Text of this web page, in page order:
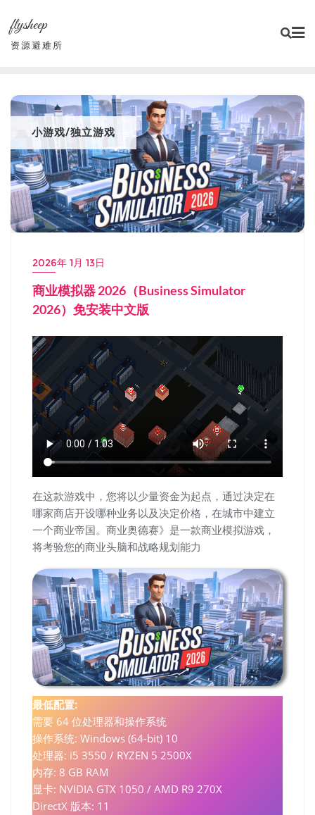
content
flysheep
资源避难所
小游戏/独立游戏
2026年 1月 13日
商业模拟器 2026（Business Simulator
2026）免安装中文版
在这款游戏中，您将以少量资金为起点，通过决定在
哪家商店开设哪种业务以及决定价格，在城市中建立
一个商业帝国。商业奥德赛》是一款商业模拟游戏，
将考验您的商业头脑和战略规划能力
最低配置:
需要 64 位处理器和操作系统
操作系统: Windows (64-bit) 10
处理器: i5 3550 / RYZEN 5 2500X
内存: 8 GB RAM
显卡: NVIDIA GTX 1050 / AMD R9 270X
DirectX 版本: 11